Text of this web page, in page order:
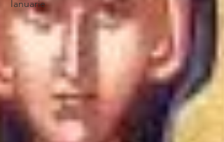
Ianuarie